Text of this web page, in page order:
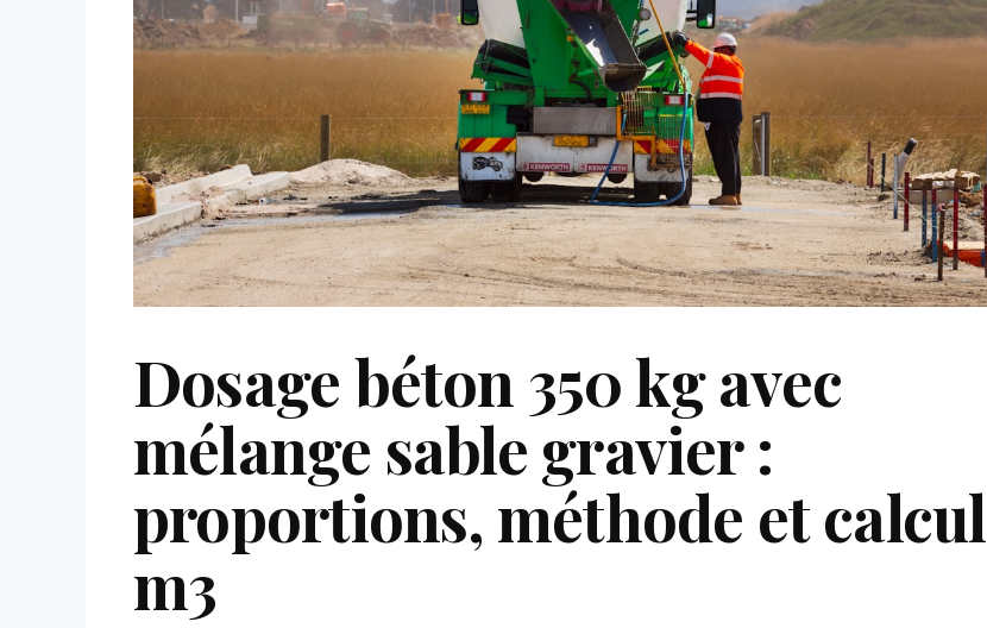
Dosage béton 350 kg avec
mélange sable gravier :
proportions, méthode et calcul
m3